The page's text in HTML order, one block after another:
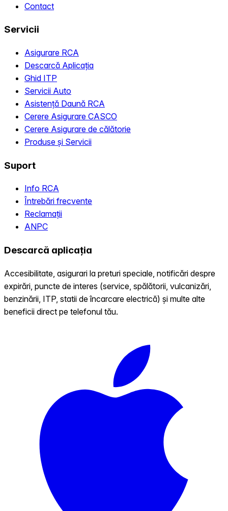
Contact
Servicii
Asigurare RCA
Descarcă Aplicația
Ghid ITP
Servicii Auto
Asistență Daună RCA
Cerere Asigurare CASCO
Cerere Asigurare de călătorie
Produse și Servicii
Suport
Info RCA
Întrebări frecvente
Reclamații
ANPC
Descarcă aplicația
Accesibilitate, asigurari la preturi speciale, notificări despre
expirări, puncte de interes (service, spălătorii, vulcanizări,
benzinării, ITP, statii de încarcare electrică) și multe alte
beneficii direct pe telefonul tău.